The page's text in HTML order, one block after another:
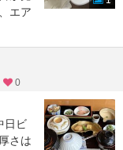
エア
0
日ビ
さは